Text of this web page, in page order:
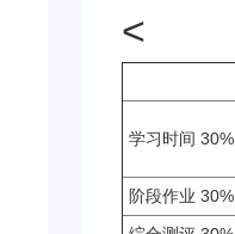
<
学习时间 30%
阶段作业 30%